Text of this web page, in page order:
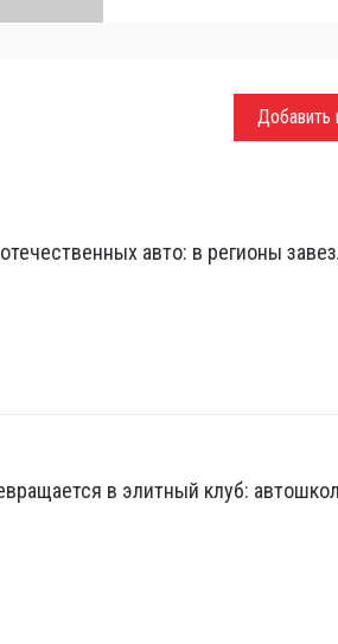
Добавить
авто: в регионы
в элитный клуб: